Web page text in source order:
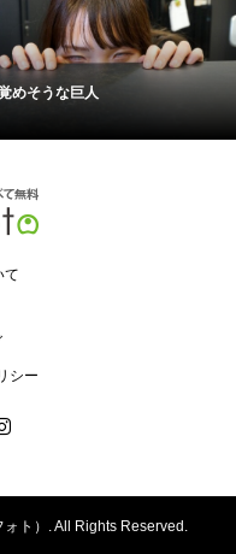
めそうな巨人
て
シー
ト）. All Rights Reserved.